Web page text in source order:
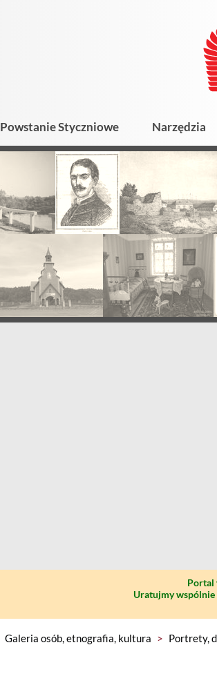
Powstanie Styczniowe Narzędzia
Portal
Uratujmy wspólnie
Galeria osób, etnografia, kultura > Portrety,